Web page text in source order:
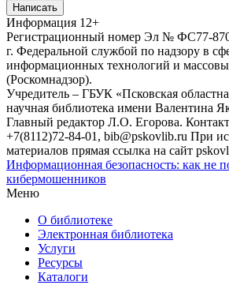
Написать
Информация 12+
Регистрационный номер Эл № ФС77-
г. Федеральной службой по надзору в
информационных технологий и
(Роскомнадзор).
Учредитель – ГБУК «Псковская
научная библиотека имени Валентина
Главный редактор Л.О. Егорова.
+7(8112)72-84-01, bib@pskovlib.ru При
материалов прямая ссылка на сайт
Информационная безопасность: как не
кибермошенников
Меню
О библиотеке
Электронная библиотека
Услуги
Ресурсы
Каталоги